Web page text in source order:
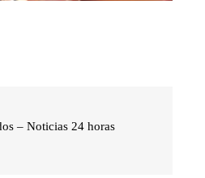
– Noticias 24 horas